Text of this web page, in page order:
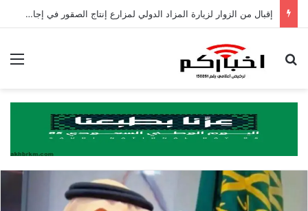
إقبال من الزوار لزيارة المزاد الدولي لمزارع إنتاج الصقور في إجازة نهاية الأسبوع
بحث عن